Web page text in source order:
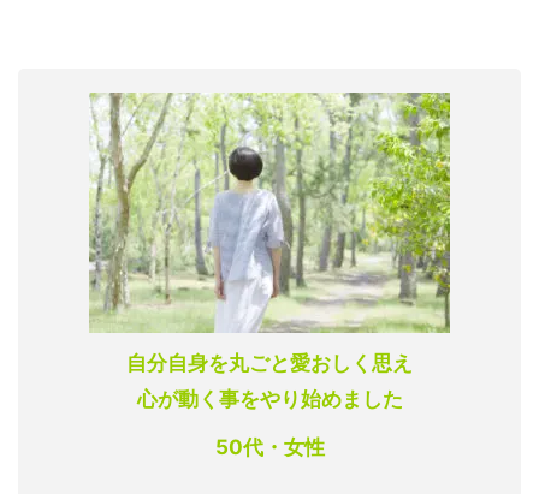
自分自身を丸ごと愛おしく思え
心が動く事をやり始めました
50代・女性